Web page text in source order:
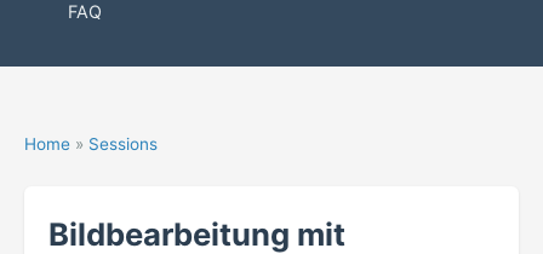
FAQ
Home » Sessions
Bildbearbeitung mit